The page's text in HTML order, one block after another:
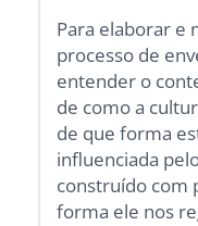
Para elaborar e
processo de
entender o
de como a
de que forma
influenciada
construído com
forma ele nos